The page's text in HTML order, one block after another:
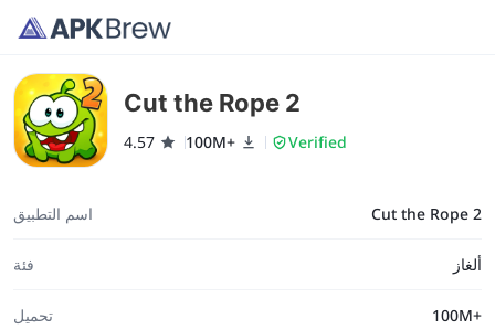
Cut the Rope 2
4.57 100M+ Verified
اسم التطبيق Cut the Rope 2
فئة ألغاز
تحميل 100M+